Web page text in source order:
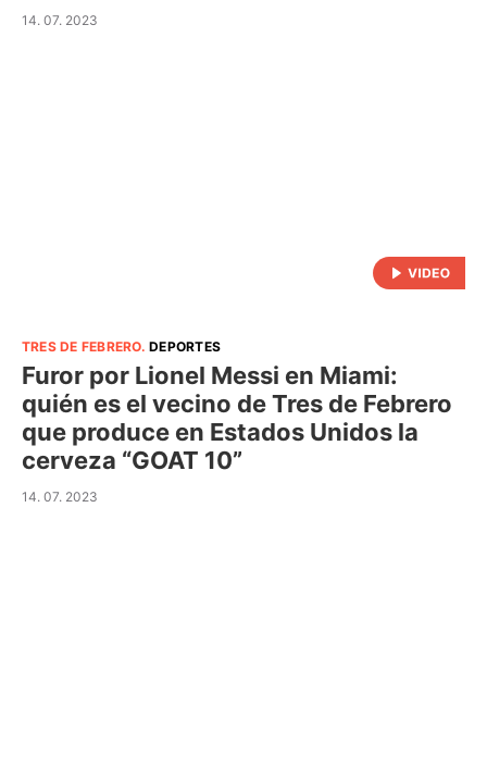
14. 07. 2023
TRES DE FEBRERO.DEPORTES
Furor por Lionel Messi en Miami:
quién es el vecino de Tres de Febrero
que produce en Estados Unidos la
cerveza “GOAT 10”
14. 07. 2023